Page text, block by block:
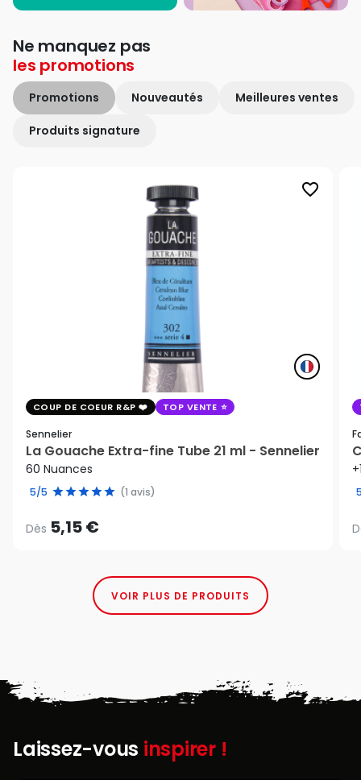
Ne manquez pas
les promotions
Promotions Nouveautés Meilleures ventes
Produits signature
favorite_border
COUP DE COEUR R&P TOP VENTE
Sennelier
La Gouache Extra-fine Tube 21 ml - Sennelier
60 Nuances
5/5 (1 avis)
Dès 5,15 €
VOIR PLUS DE PRODUITS
Laissez-vous inspirer !